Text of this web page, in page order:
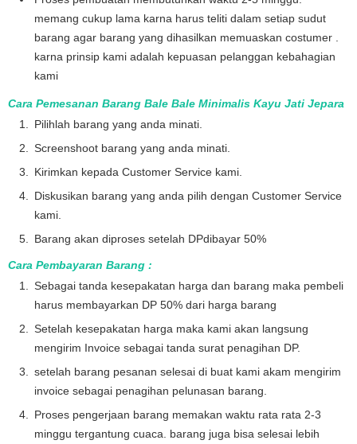
memang cukup lama karna harus teliti dalam setiap sudut
barang agar barang yang dihasilkan memuaskan costumer .
karna prinsip kami adalah kepuasan pelanggan kebahagian
kami
Cara Pemesanan Barang Bale Bale Minimalis Kayu Jati Jepara
Pilihlah barang yang anda minati.
Screenshoot barang yang anda minati.
Kirimkan kepada Customer Service kami.
Diskusikan barang yang anda pilih dengan Customer Service
kami.
Barang akan diproses setelah DPdibayar 50%
Cara Pembayaran Barang :
Sebagai tanda kesepakatan harga dan barang maka pembeli
harus membayarkan DP 50% dari harga barang
Setelah kesepakatan harga maka kami akan langsung
mengirim Invoice sebagai tanda surat penagihan DP.
setelah barang pesanan selesai di buat kami akam mengirim
invoice sebagai penagihan pelunasan barang.
Proses pengerjaan barang memakan waktu rata rata 2-3
minggu tergantung cuaca. barang juga bisa selesai lebih